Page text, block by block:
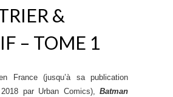
&
– TOME 1
France (jusqu’à sa publication
par Urban Comics), Batman